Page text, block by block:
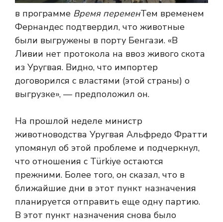
в программе Время переменТем временем
Фернандес подтвердил, что животные
были выгружены в порту Бенгази. «В
Ливии нет протокола на ввоз живого скота
из Уругвая. Видно, что импортер
договорился с властями (этой страны) о
выгрузке», — предположил он.
На прошлой неделе министр
животноводства Уругвая Альфредо Фратти
упомянул об этой проблеме и подчеркнул,
что отношения с Türkiye остаются
прежними. Более того, он сказал, что в
ближайшие дни в этот пункт назначения
планируется отправить еще одну партию.
В этот пункт назначения снова было